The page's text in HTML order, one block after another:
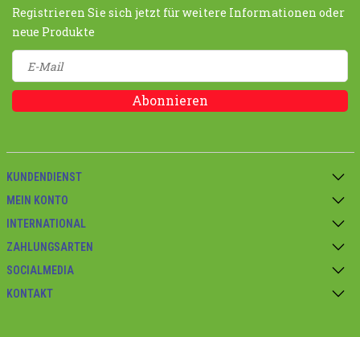
Registrieren Sie sich jetzt für weitere Informationen oder
neue Produkte
Abonnieren
KUNDENDIENST
MEIN KONTO
INTERNATIONAL
ZAHLUNGSARTEN
SOCIALMEDIA
KONTAKT